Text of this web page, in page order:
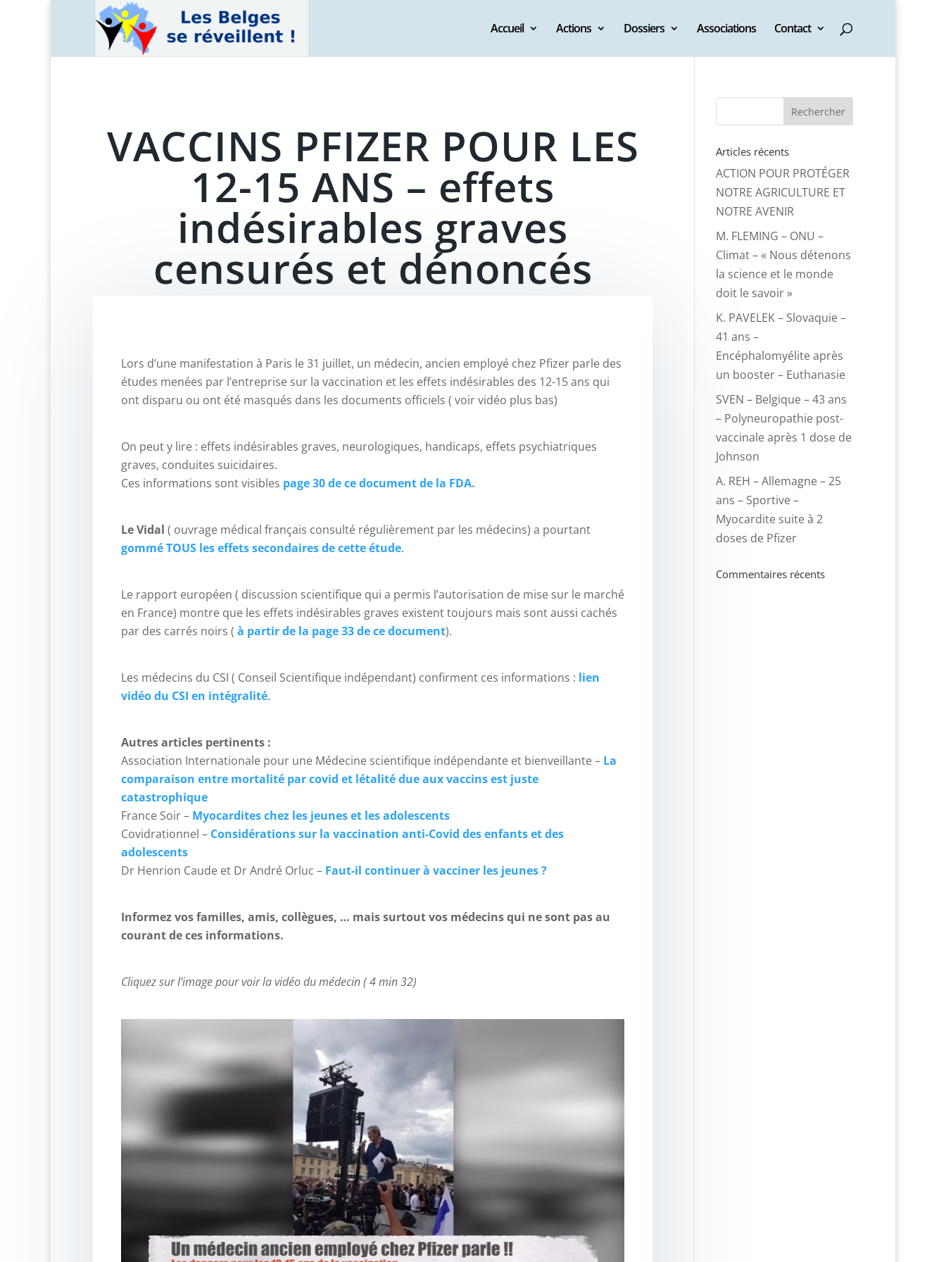
Accueil Actions Dossiers Associations Contact
VACCINS PFIZER POUR LES
12-15 ANS – effets
indésirables graves
censurés et dénoncés
Lors d’une manifestation à Paris le 31 juillet, un médecin, ancien employé chez Pfizer parle des
études menées par l’entreprise sur la vaccination et les effets indésirables des 12-15 ans qui
ont disparu ou ont été masqués dans les documents officiels ( voir vidéo plus bas)
On peut y lire : effets indésirables graves, neurologiques, handicaps, effets psychiatriques
graves, conduites suicidaires.
Ces informations sont visibles page 30 de ce document de la FDA.
Le Vidal ( ouvrage médical français consulté régulièrement par les médecins) a pourtant
gommé TOUS les effets secondaires de cette étude.
Le rapport européen ( discussion scientifique qui a permis l’autorisation de mise sur le marché
en France) montre que les effets indésirables graves existent toujours mais sont aussi cachés
par des carrés noirs ( à partir de la page 33 de ce document).
Les médecins du CSI ( Conseil Scientifique indépendant) confirment ces informations : lien
vidéo du CSI en intégralité.
Autres articles pertinents :
Association Internationale pour une Médecine scientifique indépendante et bienveillante – La
comparaison entre mortalité par covid et létalité due aux vaccins est juste
catastrophique
France Soir – Myocardites chez les jeunes et les adolescents
Covidrationnel – Considérations sur la vaccination anti-Covid des enfants et des
adolescents
Dr Henrion Caude et Dr André Orluc – Faut-il continuer à vacciner les jeunes ?
Informez vos familles, amis, collègues, … mais surtout vos médecins qui ne sont pas au
courant de ces informations.
Cliquez sur l’image pour voir la vidéo du médecin ( 4 min 32)
Articles récents
ACTION POUR PROTÉGER
NOTRE AGRICULTURE ET
NOTRE AVENIR
M. FLEMING – ONU –
Climat – « Nous détenons
la science et le monde
doit le savoir »
K. PAVELEK – Slovaquie –
41 ans –
Encéphalomyélite après
un booster – Euthanasie
SVEN – Belgique – 43 ans
– Polyneuropathie post-
vaccinale après 1 dose de
Johnson
A. REH – Allemagne – 25
ans – Sportive –
Myocardite suite à 2
doses de Pfizer
Commentaires récents